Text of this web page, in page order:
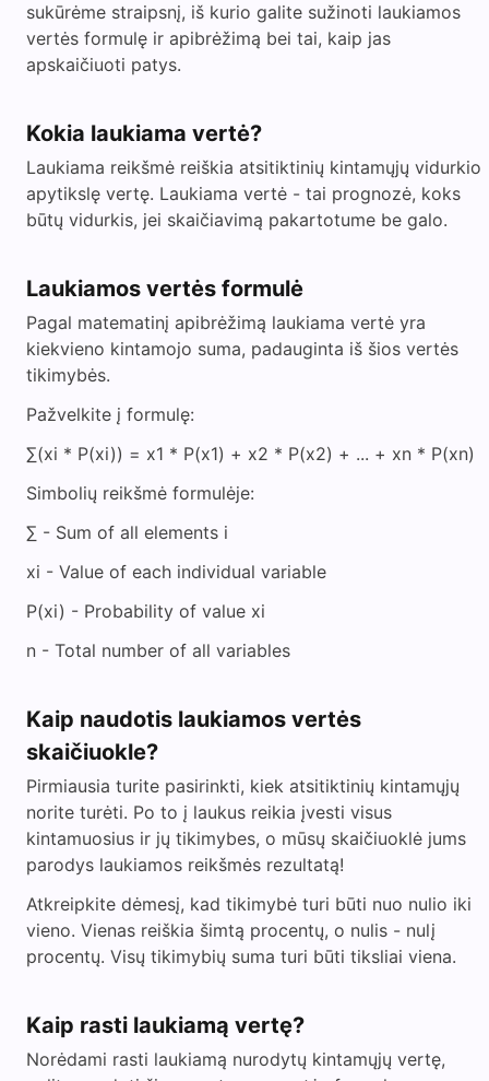
sukūrėme straipsnį, iš kurio galite sužinoti laukiamos
vertės formulę ir apibrėžimą bei tai, kaip jas
apskaičiuoti patys.
Kokia laukiama vertė?
Laukiama reikšmė reiškia atsitiktinių kintamųjų vidurkio
apytikslę vertę. Laukiama vertė - tai prognozė, koks
būtų vidurkis, jei skaičiavimą pakartotume be galo.
Laukiamos vertės formulė
Pagal matematinį apibrėžimą laukiama vertė yra
kiekvieno kintamojo suma, padauginta iš šios vertės
tikimybės.
Pažvelkite į formulę:
∑(xi * P(xi)) = x1 * P(x1) + x2 * P(x2) + ... + xn * P(xn)
Simbolių reikšmė formulėje:
∑ - Sum of all elements i
xi - Value of each individual variable
P(xi) - Probability of value xi
n - Total number of all variables
Kaip naudotis laukiamos vertės
skaičiuokle?
Pirmiausia turite pasirinkti, kiek atsitiktinių kintamųjų
norite turėti. Po to į laukus reikia įvesti visus
kintamuosius ir jų tikimybes, o mūsų skaičiuoklė jums
parodys laukiamos reikšmės rezultatą!
Atkreipkite dėmesį, kad tikimybė turi būti nuo nulio iki
vieno. Vienas reiškia šimtą procentų, o nulis - nulį
procentų. Visų tikimybių suma turi būti tiksliai viena.
Kaip rasti laukiamą vertę?
Norėdami rasti laukiamą nurodytų kintamųjų vertę,